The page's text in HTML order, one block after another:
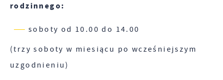
rodzinnego:
soboty od 10.00 do 14.00
(trzy soboty w miesiącu po wcześniejszym
uzgodnieniu)
prezentujących nasze treści w postaci wiadomości,